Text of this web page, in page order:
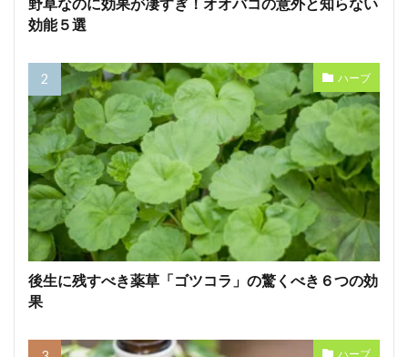
野草なのに効果が凄すぎ！オオバコの意外と知らない
効能５選
ハーブ
後生に残すべき薬草「ゴツコラ」の驚くべき６つの効
果
ハーブ